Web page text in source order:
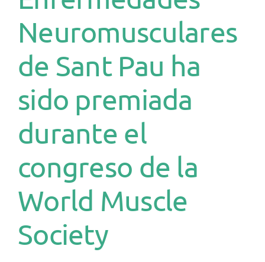
Neuromusculares
de Sant Pau ha
sido premiada
durante el
congreso de la
World Muscle
Society